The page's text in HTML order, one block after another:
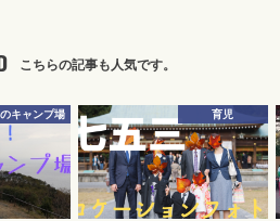
こちらの記事も人気です。
キャンプ場 育児